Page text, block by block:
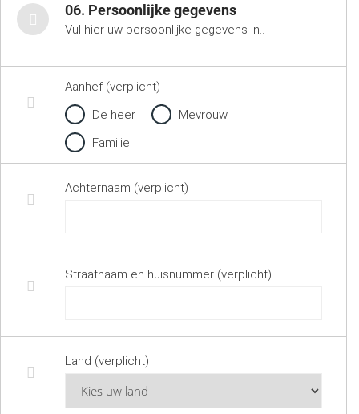
06. Persoonlijke gegevens
Vul hier uw persoonlijke gegevens in..
Aanhef (verplicht)
De heer
Mevrouw
Familie
Achternaam (verplicht)
Straatnaam en huisnummer (verplicht)
Land (verplicht)